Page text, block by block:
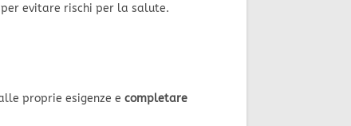
evitare rischi per la salute.
proprie esigenze e completare